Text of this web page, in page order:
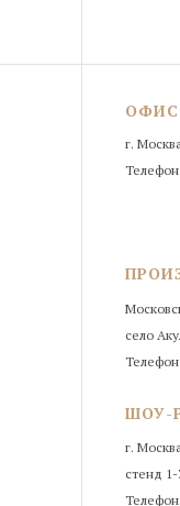
ОФИС
г.
село
ШОУ-
г.
стенд 1-